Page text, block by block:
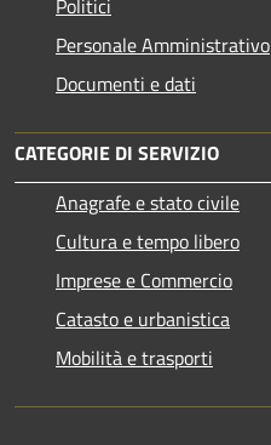
Politici
Personale Amministrativo
Documenti e dati
CATEGORIE DI SERVIZIO
Anagrafe e stato civile
Cultura e tempo libero
Imprese e Commercio
Catasto e urbanistica
Mobilità e trasporti